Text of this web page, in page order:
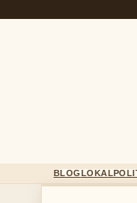
BLOGLOKAL